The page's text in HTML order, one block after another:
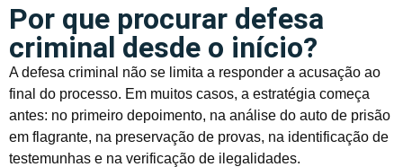
Por que procurar defesa
criminal desde o início?
A defesa criminal não se limita a responder a acusação ao
final do processo. Em muitos casos, a estratégia começa
antes: no primeiro depoimento, na análise do auto de prisão
em flagrante, na preservação de provas, na identificação de
testemunhas e na verificação de ilegalidades.